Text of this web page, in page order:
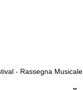
- Rassegna